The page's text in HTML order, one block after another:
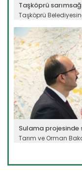
Taşköprü
Taşköprü
Devamını Oku ->
Sulama projesinde
Tarım ve Orman